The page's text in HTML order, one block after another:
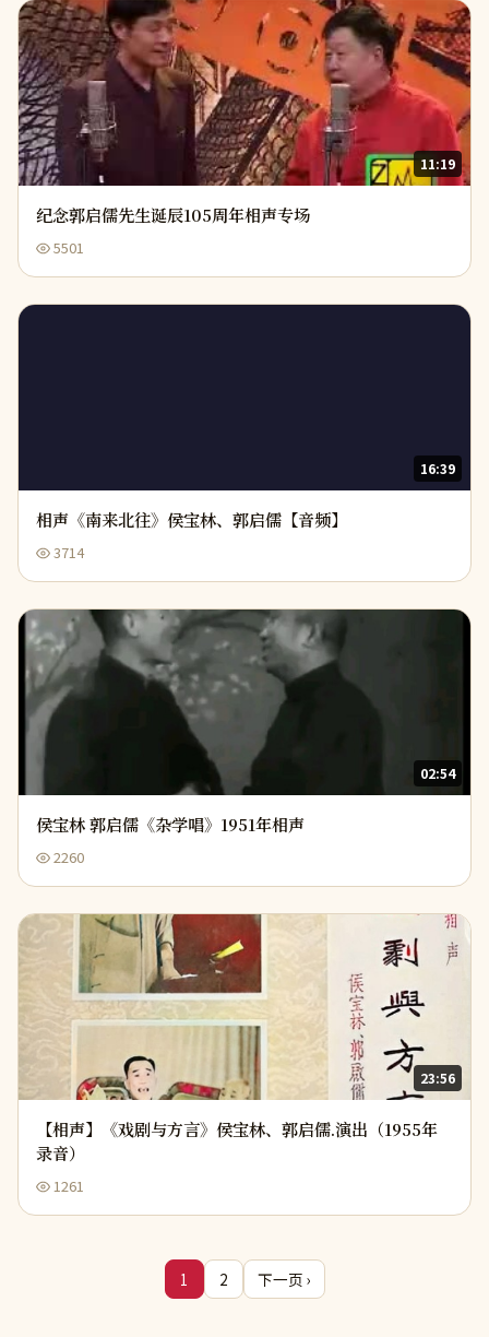
11:19
纪念郭启儒先生诞辰105周年相声专场
5501
16:39
相声《南来北往》侯宝林、郭启儒【音频】
3714
02:54
侯宝林 郭启儒《杂学唱》1951年相声
2260
23:56
【相声】《戏剧与方言》侯宝林、郭启儒.演出（1955年
录音）
1261
1 2 下一页 ›